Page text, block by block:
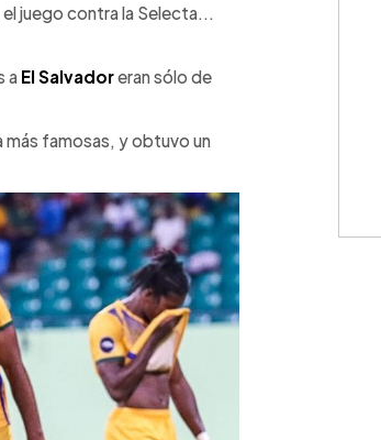
el juego contra la Selecta...
a El Salvadoreran sólo de
más famosas, y obtuvo un